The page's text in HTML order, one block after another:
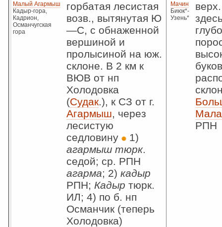
Малый Агармыш
Кадыр-гора,
Кадрион,
Османчугская
гора
горбатая лесистая
возв., вытянутая Ю
—С, с обнаженной
вершиной и
пролысиной на юж.
склоне. В 2 км к
ВЮВ от нп
Холодовка
(Судак.), к СЗ от г.
Агармыш, через
лесистую
седловину
1)
агармыш тюрк.
седой; ср. РПН
агарма; 2) кадыр
РПН; Кадыр тюрк.
ИЛ; 4) по б. нп
Османчик (теперь
Холодовка)
Мачин
Биюк*-
Узень*
РПН